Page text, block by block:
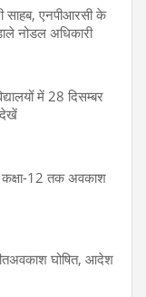
साहब, एनपीआरसी के
नोडल अधिकारी
में 28 दिसम्बर
12 तक अवकाश
घोषित, आदेश